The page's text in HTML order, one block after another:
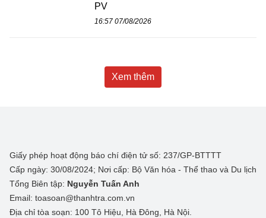
PV
16:57 07/08/2026
Xem thêm
Giấy phép hoạt động báo chí điện tử số: 237/GP-BTTTT
Cấp ngày: 30/08/2024; Nơi cấp: Bộ Văn hóa - Thể thao và Du lịch
Tổng Biên tập: Nguyễn Tuấn Anh
Email: toasoan@thanhtra.com.vn
Địa chỉ tòa soạn: 100 Tô Hiệu, Hà Đông, Hà Nội.